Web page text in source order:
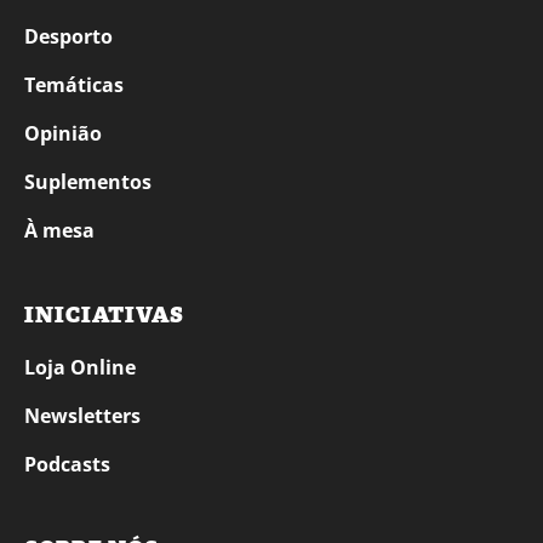
Desporto
Temáticas
Opinião
Suplementos
À mesa
INICIATIVAS
Loja Online
Newsletters
Podcasts